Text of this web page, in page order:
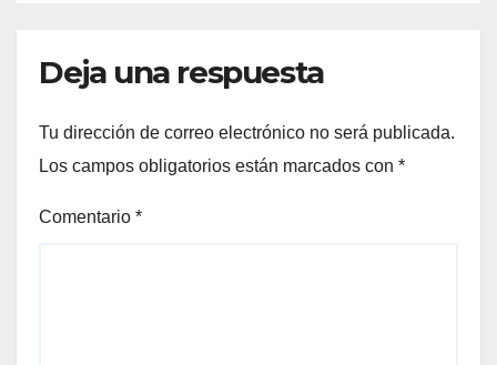
Deja una respuesta
Tu dirección de correo electrónico no será publicada.
Los campos obligatorios están marcados con *
Comentario *